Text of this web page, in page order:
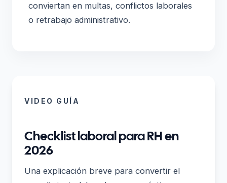
conviertan en multas, conflictos laborales
o retrabajo administrativo.
VIDEO GUÍA
Checklist laboral para RH en
2026
Una explicación breve para convertir el